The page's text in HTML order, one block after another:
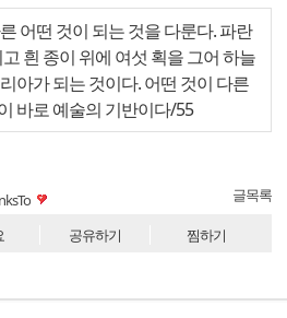
어떤 것이 되는 것을 다룬다. 파란
흰 종이 위에 여섯 획을 그어 하늘
아가 되는 것이다. 어떤 것이 다른
바로 예술의 기반이다/55
글목록
공유하기 찜하기